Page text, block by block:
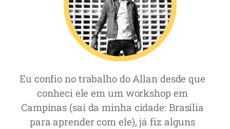
Eu confio no trabalho do Allan desde que
conheci ele em um workshop em
Campinas (saí da minha cidade: Brasília
para aprender com ele), já fiz alguns